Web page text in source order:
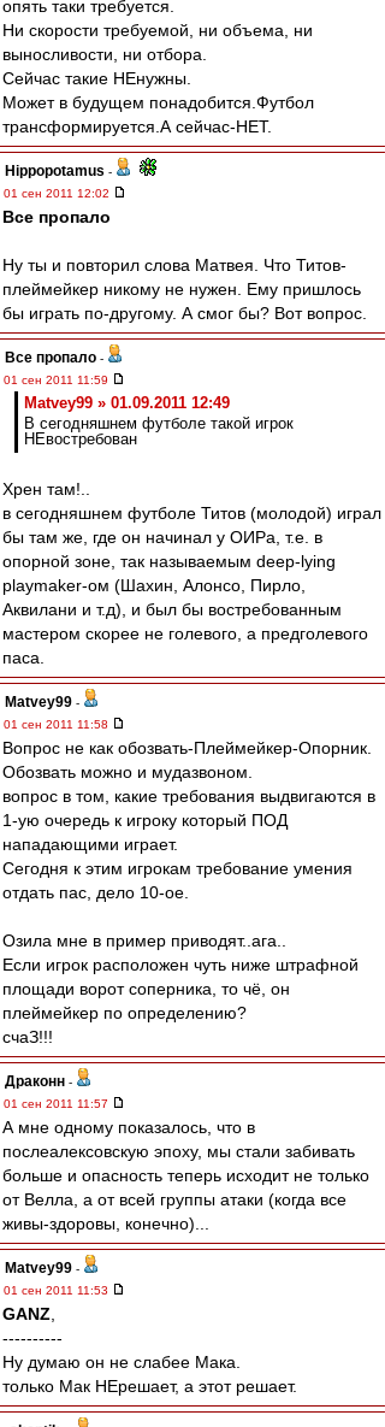
опять таки требуется.
Ни скорости требуемой, ни объема, ни
выносливости, ни отбора.
Сейчас такие НЕнужны.
Может в будущем понадобится.Футбол
трансформируется.А сейчас-НЕТ.
Hippopotamus -
01 сен 2011 12:02
Все пропало
Ну ты и повторил слова Матвея. Что Титов-
плеймейкер никому не нужен. Ему пришлось
бы играть по-другому. А смог бы? Вот вопрос.
Все пропало -
01 сен 2011 11:59
Matvey99 » 01.09.2011 12:49
В сегодняшнем футболе такой игрок
НЕвостребован
Хрен там!..
в сегодняшнем футболе Титов (молодой) играл
бы там же, где он начинал у ОИРа, т.е. в
опорной зоне, так называемым deep-lying
playmaker-ом (Шахин, Алонсо, Пирло,
Аквилани и т.д), и был бы востребованным
мастером скорее не голевого, а предголевого
паса.
Matvey99 -
01 сен 2011 11:58
Вопрос не как обозвать-Плеймейкер-Опорник.
Обозвать можно и мудазвоном.
вопрос в том, какие требования выдвигаются в
1-ую очередь к игроку который ПОД
нападающими играет.
Сегодня к этим игрокам требование умения
отдать пас, дело 10-ое.
Озила мне в пример приводят..ага..
Если игрок расположен чуть ниже штрафной
площади ворот соперника, то чё, он
плеймейкер по определению?
счаЗ!!!
Драконн -
01 сен 2011 11:57
А мне одному показалось, что в
послеалексовскую эпоху, мы стали забивать
больше и опасность теперь исходит не только
от Велла, а от всей группы атаки (когда все
живы-здоровы, конечно)...
Matvey99 -
01 сен 2011 11:53
GANZ
----------
Ну думаю он не слабее Мака.
только Мак НЕрешает, а этот решает.